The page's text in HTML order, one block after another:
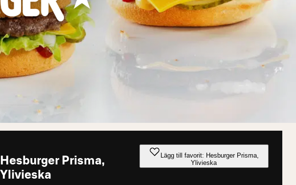
Hesburger Prisma,
Ylivieska
Lägg till favorit: Hesburger Prisma,
Ylivieska